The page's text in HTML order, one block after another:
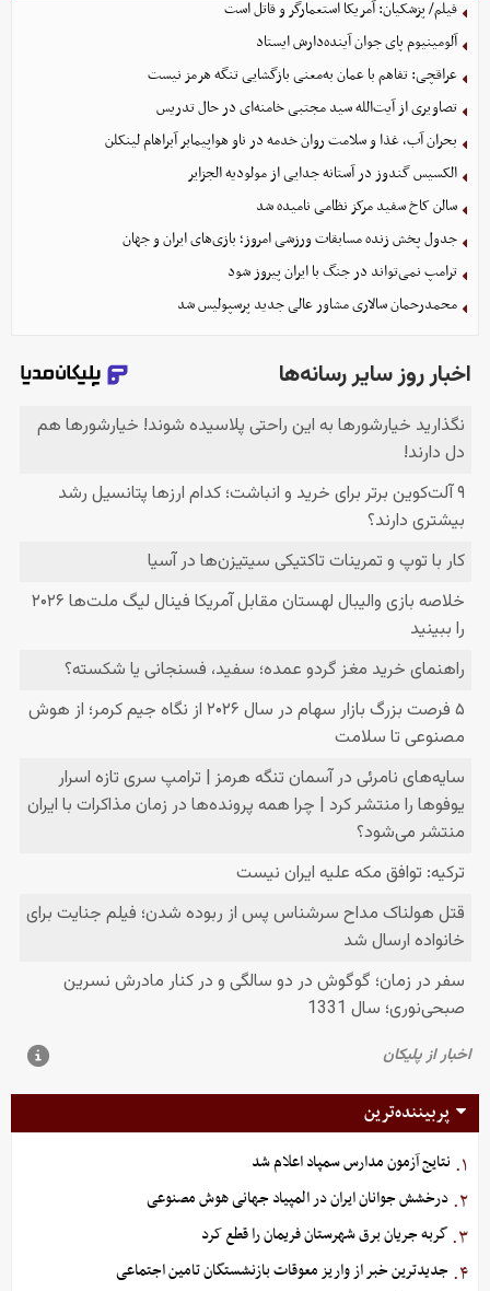
فیلم/ پزشکیان: آمریکا استعمارگر و قاتل است
آلومینیوم پای جوان آینده‌دارش ایستاد
عراقچی: تفاهم با عمان به‌معنی بازگشایی تنگه هرمز نیست
تصاویری از آیت‌الله سید مجتبی خامنه‌ای در حال تدریس
بحران آب، غذا و سلامت روان خدمه در ناو هواپیمابر آبراهام لینکلن
الکسیس گندوز در آستانه جدایی از مولودیه الجزایر
سالن کاخ سفید مرکز نظامی نامیده شد
جدول پخش زنده مسابقات ورزشی امروز؛ بازی‌های ایران و جهان
ترامپ نمی‌تواند در جنگ با ایران پیروز شود
محمدرحمان سالاری مشاور عالی جدید پرسپولیس شد
پربیننده‌ترین
۱. نتایج آزمون مدارس سمپاد اعلام شد
۲. درخشش جوانان ایران در المپیاد جهانی هوش مصنوعی
۳. گربه جریان برق شهرستان فریمان را قطع کرد
۴. جدیدترین خبر از واریز معوقات بازنشستگان تامین اجتماعی